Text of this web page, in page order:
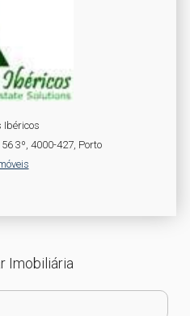
Ibéricos
3º, 4000-427, Porto
Imobiliária